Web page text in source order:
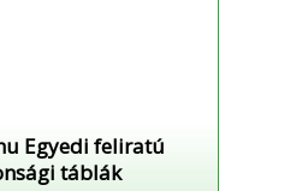
Egyedi feliratú
táblák